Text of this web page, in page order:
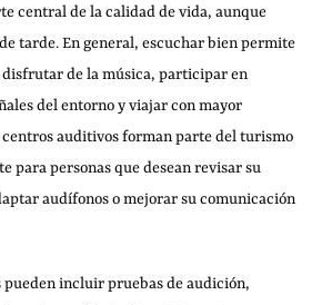
central de la calidad de vida, aunque
tarde. En general, escuchar bien permite
de la música, participar en
del entorno y viajar con mayor
centros auditivos forman parte del turismo
para personas que desean revisar su
audífonos o mejorar su comunicación
pueden incluir pruebas de audición,